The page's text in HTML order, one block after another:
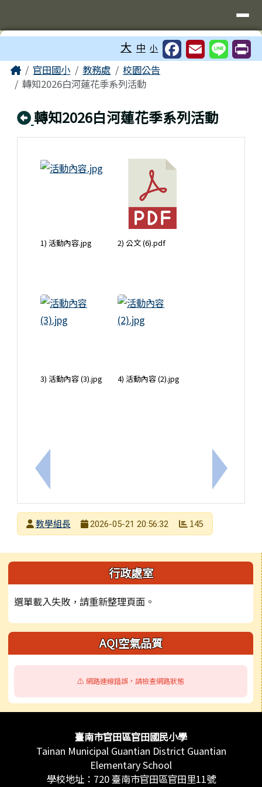
大 中 小
主內容區域
Home官田國小 教務處
校園公告
轉知2026白河蓮花季系列活動
回上頁
轉知2026白河蓮花季系列活動
上一筆：轉知學習成就測驗協會擬訂於2026年8月
1) 活動內容.jpg 2) 公文 (6).pdf
3) 活動內容 (3).jpg 4) 活動內容 (2).jpg
下一筆：
發布者
教學組長
2026-05-21 20:56:32 145
左邊區域內容 行政處室
選單載入失敗，請重新整理頁面。
AQI空氣品質
⚠️ 網路連線錯誤，請檢查網路狀態
頁尾區域
頁尾區域內容臺南市官田區官田國民小學
Tainan Municipal Guantian District Guantian
Elementary School
學校地址：720 臺南市官田區官田里11號